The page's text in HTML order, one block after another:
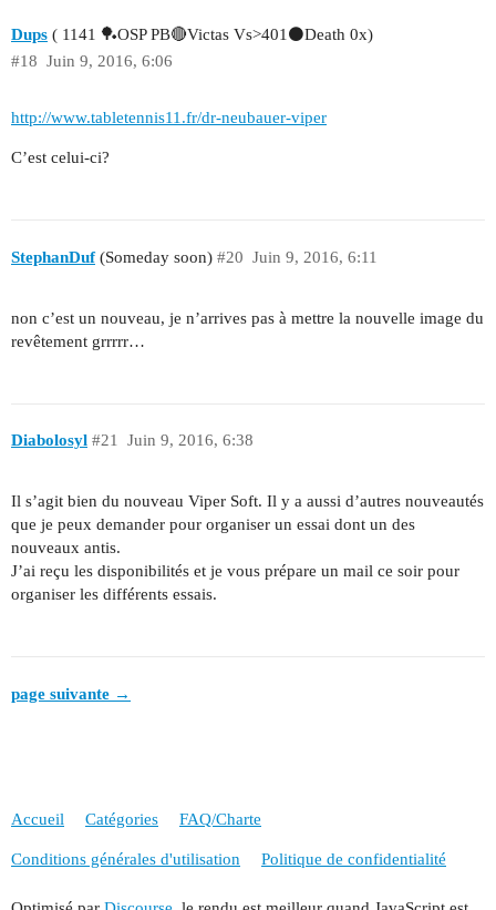
Dups ( 1141 🏓OSP PB🔴Victas Vs>401⚫Death 0x)
Juin 9, 2016, 6:06
#18
http://www.tabletennis11.fr/dr-neubauer-viper
C’est celui-ci?
StephanDuf(Someday soon) Juin 9, 2016, 6:11
#20
non c’est un nouveau, je n’arrives pas à mettre la nouvelle image du
revêtement grrrrr…
Diabolosyl Juin 9, 2016, 6:38
#21
Il s’agit bien du nouveau Viper Soft. Il y a aussi d’autres nouveautés
que je peux demander pour organiser un essai dont un des
nouveaux antis.
J’ai reçu les disponibilités et je vous prépare un mail ce soir pour
organiser les différents essais.
page suivante →
Accueil Catégories FAQ/Charte
Conditions générales d'utilisation Politique de confidentialité